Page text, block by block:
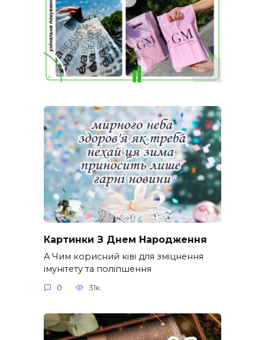
Картинки З Днем Народження
A Чим корисний ківі для зміцнення
імунітету та поліпшення
0 31к.